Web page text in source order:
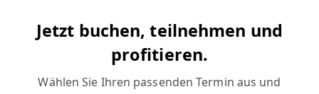
Jetzt buchen, teilnehmen und
profitieren.
Wählen Sie Ihren passenden Termin aus und